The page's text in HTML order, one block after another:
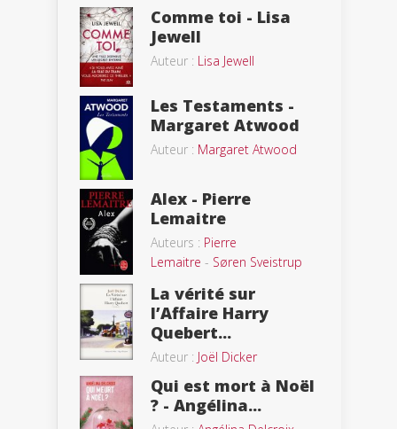
Comme toi - Lisa
Jewell
Auteur : Lisa Jewell
Les Testaments -
Margaret Atwood
Auteur : Margaret Atwood
Alex - Pierre
Lemaitre
Auteurs : Pierre
Lemaitre - Søren Sveistrup
La vérité sur
l’Affaire Harry
Quebert...
Auteur : Joël Dicker
Qui est mort à Noël
? - Angélina...